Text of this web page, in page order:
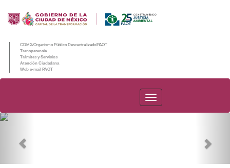
CDMX/Organismo Público Descentralizado/PAOT
Transparencia
Trámites y Servicios
Atención Ciudadana
Web e-mail PAOT
PAOT